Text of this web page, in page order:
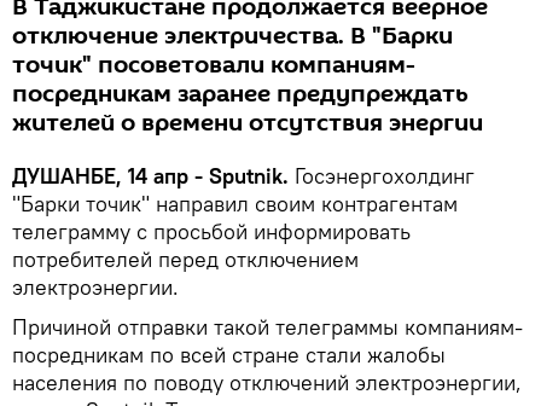
В Таджикистане продолжается веерное
отключение электричества. В "Барки
точик" посоветовали компаниям-
посредникам заранее предупреждать
жителей о времени отсутствия энергии
ДУШАНБЕ, 14 апр - Sputnik. Госэнергохолдинг
"Барки точик" направил своим контрагентам
телеграмму с просьбой информировать
потребителей перед отключением
электроэнергии.
Причиной отправки такой телеграммы компаниям-
посредникам по всей стране стали жалобы
населения по поводу отключений электроэнергии,